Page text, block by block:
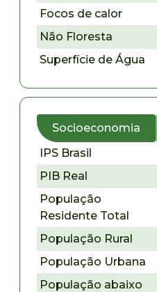
Focos de calor
Não Floresta
Superfície de Água
Socioeconomia
IPS Brasil
PIB Real
População
Residente Total
População Rural
População Urbana
População abaixo